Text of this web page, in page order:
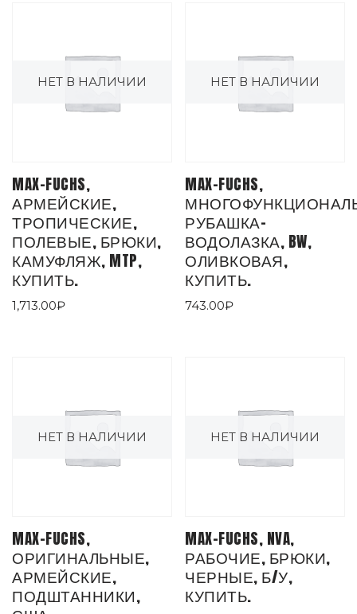
НЕТ В НАЛИЧИИ
MAX-FUCHS,
АРМЕЙСКИЕ,
ТРОПИЧЕСКИЕ,
ПОЛЕВЫЕ, БРЮКИ,
КАМУФЛЯЖ, MTP,
КУПИТЬ.
1,713.00₽
НЕТ В НАЛИЧИИ
MAX-FUCHS,
РУБАШКА-
ВОДОЛАЗКА, BW,
ОЛИВКОВАЯ,
КУПИТЬ.
743.00₽
НЕТ В НАЛИЧИИ
MAX-FUCHS,
ОРИГИНАЛЬНЫЕ,
АРМЕЙСКИЕ,
ПОДШТАННИКИ,
НЕТ В НАЛИЧИИ
MAX-FUCHS, NVA,
РАБОЧИЕ, БРЮКИ,
ЧЕРНЫЕ, Б/У,
КУПИТЬ.